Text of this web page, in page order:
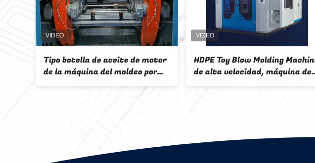
de aceite de motor
del moldeo por
de aire comprimido
HDPE Toy Blow Molding Machine
de alta velocidad, máquina de
moldear del HDPE de la bola
2 botella
máquina
por